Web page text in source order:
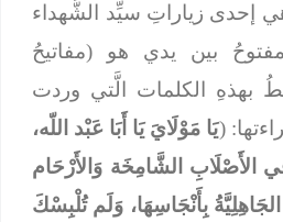
إحدى زياراتِ سيِّد الشُّهداء
بين يدي هو (مفاتيحُ
بهذهِ الكلمات الَّتي وردت
( يَا مَوْلَايَ يَا أَبَا عَبْد اللّه،
الأَصْلَابِ الشَّامِخَة وَالأَرْحَام
بِأَنْجَاسِهَا، وَلَم تُلْبِسْكَ